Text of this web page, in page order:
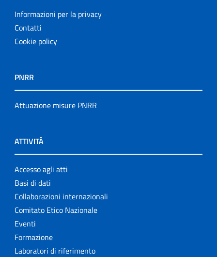
Informazioni per la privacy
Contatti
Cookie policy
PNRR
Attuazione misure PNRR
ATTIVITÀ
Accesso agli atti
Basi di dati
Collaborazioni internazionali
Comitato Etico Nazionale
Eventi
Formazione
Laboratori di riferimento